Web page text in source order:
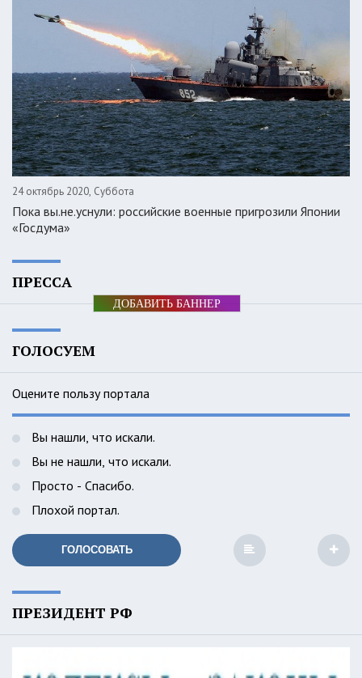
24 октябрь 2020, Суббота
Пока вы.не.уснули: российские военные пригрозили Японии
«Госдума»
ПРЕССА
ДОБАВИТЬ БАННЕР
ГОЛОСУЕМ
Оцените пользу портала
Вы нашли, что искали.
Вы не нашли, что искали.
Просто - Спасибо.
Плохой портал.
ГОЛОСОВАТЬ
ПРЕЗИДЕНТ РФ